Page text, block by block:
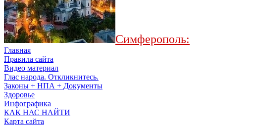
Симферополь:
Главная
Правила сайта
Видео материал
Глас народа. Откликнитесь.
Законы + НПА + Документы
Здоровье
Инфографика
КАК НАС НАЙТИ
Карта сайта